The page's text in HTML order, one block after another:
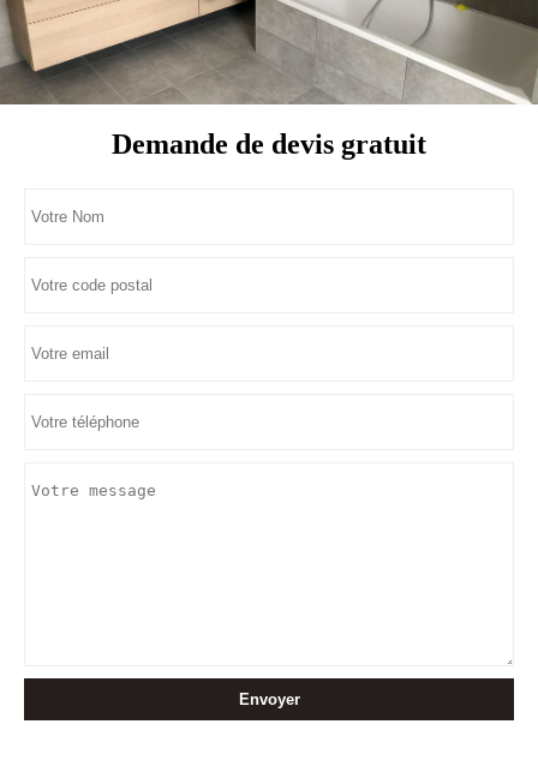
Demande de devis gratuit